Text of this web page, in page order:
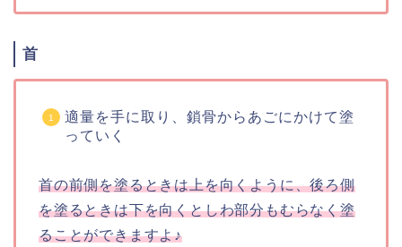
首
適量を手に取り、鎖骨からあごにかけて塗
っていく
首の前側を塗るときは上を向くように、後ろ側
を塗るときは下を向くとしわ部分もむらなく塗
ることができますよ♪